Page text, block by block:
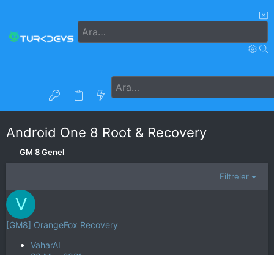
Android One 8 Root & Recovery
GM 8 Genel
Filtreler
V
[GM8] OrangeFox Recovery
VaharAI